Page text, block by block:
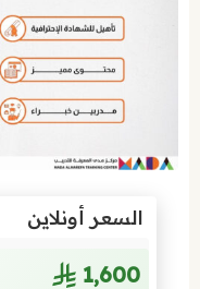
السعر أونلاين
1٬600